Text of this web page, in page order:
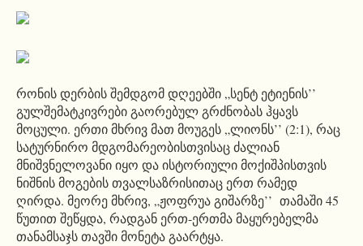
რონის დერბის შემდგომ დღეებში „სენტ ეტიენის’’
გულშემატკივრები გაორებულ გრძნობას ჰყავს
მოცული. ერთი მხრივ მათ მოუგეს „ლიონს’’ (2:1), რაც
სატურნირო მდგომარეობისთვისაც ძალიან
მნიშვნელოვანი იყო და ისტორიული მოქიშპისთვის
ნიშნის მოგების თვალსაზრისითაც ერთ რამედ
ღირდა. მეორე მხრივ, „ჟოფრუა გიშარზე’’ თამაში 45
წუთით შეწყდა, რადგან ერთ-ერთმა მაყურებელმა
თანამსაჯს თავში მონეტა გაარტყა.